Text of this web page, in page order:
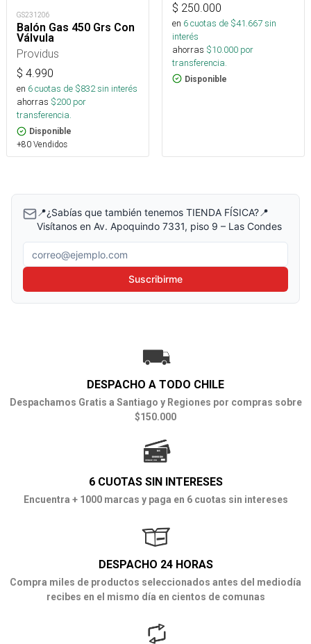
GS231206
Balón Gas 450 Grs Con
Válvula
Providus
$ 4.990
en 6cuotas de $832sin interés
ahorras $200 por
transferencia.
Disponible
+80 Vendidos
$ 250.000
en 6cuotas de $41.667sin
interés
ahorras $10.000 por
transferencia.
Disponible
📍¿Sabías que también tenemos TIENDA FÍSICA?📍
Visítanos en Av. Apoquindo 7331, piso 9 – Las Condes
Correo electrónico
Suscribirme
DESPACHO A TODO CHILE
Despachamos Gratis a Santiago y Regiones por compras sobre
$150.000
6 CUOTAS SIN INTERESES
Encuentra + 1000 marcas y paga en 6 cuotas sin intereses
DESPACHO 24 HORAS
Compra miles de productos seleccionados antes del mediodía
recibes en el mismo día en cientos de comunas